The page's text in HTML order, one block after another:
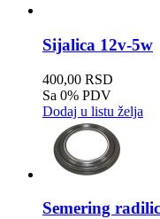
Sijalica 12v-5w
400,00 RSD
Sa 0% PDV
Dodaj u listu želja
Semering